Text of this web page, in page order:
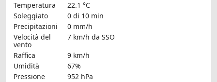
Temperatura
22.1 °C
Soleggiato
0 di 10 min
Precipitazioni
0 mm/h
Velocità del
vento
7 km/h da SSO
Raffica
9 km/h
Umidità
67%
Pressione
952 hPa